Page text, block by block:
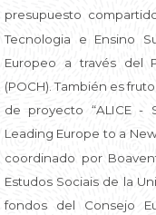
presupuesto
Tecnologia e Ensino
Europeo a través del
(POCH). También es
de proyecto “ALICE -
Leading Europe to a
coordinado por
Estudos Sociais de la
fondos del Consejo